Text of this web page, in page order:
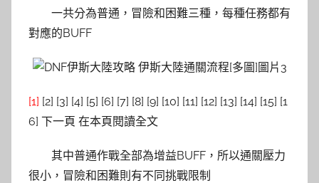
一共分為普通，冒險和困難三種，每種任務都有
對應的BUFF
[1] [2] [3] [4] [5] [6] [7] [8] [9] [10] [11] [12] [13] [14] [15] [1
6] 下一頁 在本頁閱讀全文
其中普通作戰全部為增益BUFF，所以通關壓力
很小，冒險和困難則有不同挑戰限制